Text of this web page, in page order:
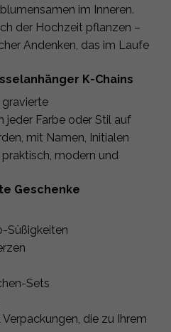
im Inneren.
der Hochzeit pflanzen –
Andenken, das im Laufe
K-Chains
jeder Farbe oder Stil auf
mit Namen, Initialen
modern und
Geschenke
Süßigkeiten
Sets
die zu Ihrem